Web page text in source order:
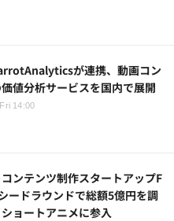
が連携、動画コン
値分析サービスを国内で展開
14:00
ンテンツ制作スタートアップF
ードラウンドで総額5億円を調
ョートアニメに参入